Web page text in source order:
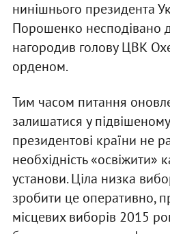
нинішнього президента
Порошенко несподівано
нагородив голову ЦВК
орденом.
Тим часом питання
залишатися у
президентові країни не
необхідність «освіжити»
установи. Ціла низка
зробити це оперативно,
місцевих виборів 2015